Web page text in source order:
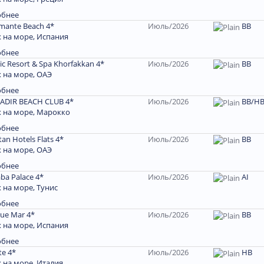
Beach 4*
на море, Испания
Июль/2026 BB
Resort & Spa Khorfakkan 4*
на море, ОАЭ
Июль/2026 ВВ
BEACH CLUB 4*
на море, Марокко
Июль/2026 BB/
Hotels Flats 4*
на море, ОАЭ
Июль/2026 BB
Palace 4*
море, Тунис
Июль/2026 AI
Mar 4*
на море, Испания
Июль/2026 BB
4*
Июль/2026 HВ